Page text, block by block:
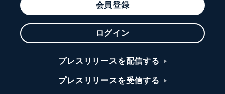
会員登録
ログイン
プレスリリースを配信する
プレスリリースを受信する